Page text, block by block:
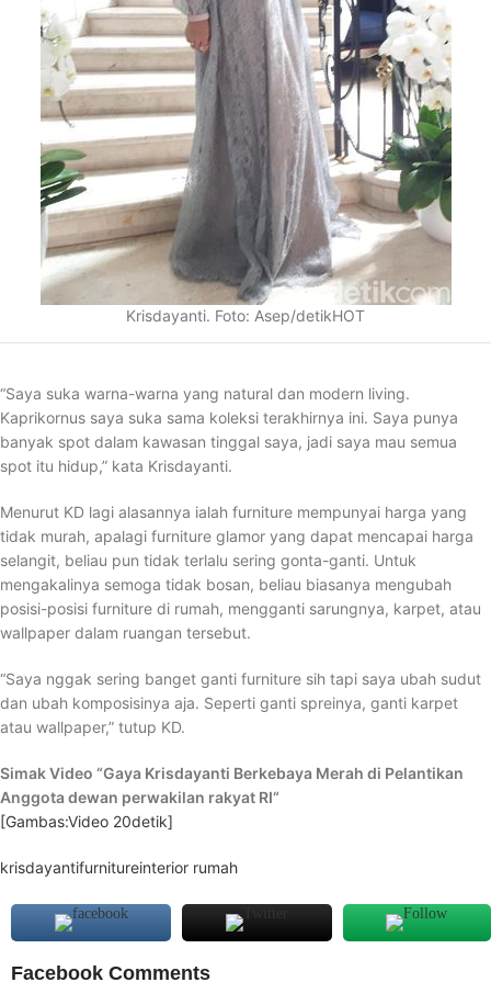
Krisdayanti. Foto: Asep/detikHOT
“Saya suka warna-warna yang natural dan modern living.
Kaprikornus saya suka sama koleksi terakhirnya ini. Saya punya
banyak spot dalam kawasan tinggal saya, jadi saya mau semua
spot itu hidup,” kata Krisdayanti.
Menurut KD lagi alasannya ialah furniture mempunyai harga yang
tidak murah, apalagi furniture glamor yang dapat mencapai harga
selangit, beliau pun tidak terlalu sering gonta-ganti. Untuk
mengakalinya semoga tidak bosan, beliau biasanya mengubah
posisi-posisi furniture di rumah, mengganti sarungnya, karpet, atau
wallpaper dalam ruangan tersebut.
“Saya nggak sering banget ganti furniture sih tapi saya ubah sudut
dan ubah komposisinya aja. Seperti ganti spreinya, ganti karpet
atau wallpaper,” tutup KD.
Simak Video “Gaya Krisdayanti Berkebaya Merah di Pelantikan
Anggota dewan perwakilan rakyat RI“
[Gambas:Video 20detik]
krisdayantifurnitureinterior rumah
Facebook Comments